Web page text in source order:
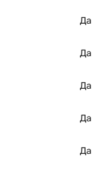
Да
Да
Да
Да
Да